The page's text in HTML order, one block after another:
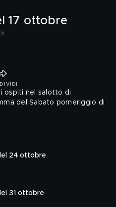
17 ottobre
ospiti nel salotto di
del Sabato pomeriggio di
24 ottobre
31 ottobre